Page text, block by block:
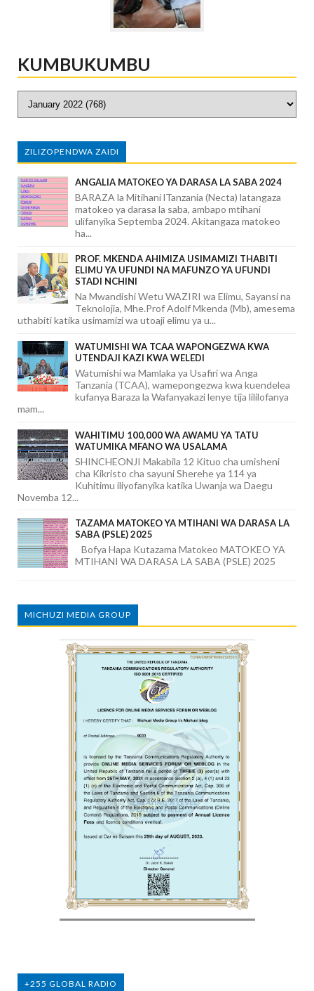
KUMBUKUMBU
ZILIZOPENDWA ZAIDI
ANGALIA MATOKEO YA DARASA LA SABA 2024
BARAZA la Mitihani lTanzania (Necta) latangaza
matokeo ya darasa la saba, ambapo mtihani
ulifanyika Septemba 2024. Akitangaza matokeo
ha...
PROF. MKENDA AHIMIZA USIMAMIZI THABITI
ELIMU YA UFUNDI NA MAFUNZO YA UFUNDI
STADI NCHINI
Na Mwandishi Wetu WAZIRI wa Elimu, Sayansi na
Teknolojia, Mhe.Prof Adolf Mkenda (Mb), amesema
uthabiti katika usimamizi wa utoaji elimu ya u...
WATUMISHI WA TCAA WAPONGEZWA KWA
UTENDAJI KAZI KWA WELEDI
Watumishi wa Mamlaka ya Usafiri wa Anga
Tanzania (TCAA), wamepongezwa kwa kuendelea
kufanya Baraza la Wafanyakazi lenye tija lililofanya
mam...
WAHITIMU 100,000 WA AWAMU YA TATU
WATUMIKA MFANO WA USALAMA
SHINCHEONJI Makabila 12 Kituo cha umisheni
cha Kikristo cha sayuni Sherehe ya 114 ya
Kuhitimu iliyofanyika katika Uwanja wa Daegu
Novemba 12...
TAZAMA MATOKEO YA MTIHANI WA DARASA LA
SABA (PSLE) 2025
Bofya Hapa Kutazama Matokeo MATOKEO YA
MTIHANI WA DARASA LA SABA (PSLE) 2025
MICHUZI MEDIA GROUP
+255 GLOBAL RADIO